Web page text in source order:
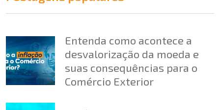
Entenda como acontece a
desvalorização da moeda e
suas consequências para o
Comércio Exterior